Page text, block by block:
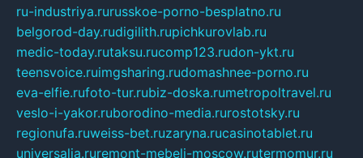
ru-industriya.rurusskoe-porno-besplatno.ru
belgorod-day.rudigilith.rupichkurovlab.ru
medic-today.rutaksu.rucomp123.rudon-ykt.ru
teensvoice.ruimgsharing.rudomashnee-porno.ru
eva-elfie.rufoto-tur.rubiz-doska.rumetropoltravel.ru
veslo-i-yakor.ruborodino-media.rurostotsky.ru
regionufa.ruweiss-bet.ruzaryna.rucasinotablet.ru
universalia.ruremont-mebeli-moscow.rutermomur.ru